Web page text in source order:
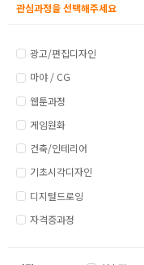
관심과정을 선택해주세요
광고/편집디자인
마야 / CG
웹툰과정
게임원화
건축/인테리어
기초시각디자인
디지털드로잉
자격증과정